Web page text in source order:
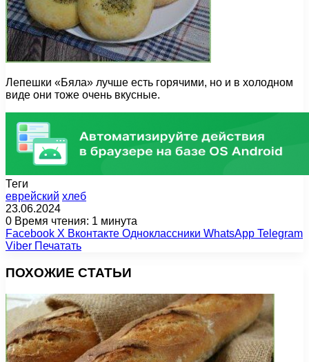
Лепешки «Бяла» лучше есть горячими, но и в холодном
виде они тоже очень вкусные.
Теги
еврейский хлеб
23.06.2024
0 Время чтения: 1 минута
Facebook X Вконтакте Одноклассники WhatsApp Telegram
Viber Печатать
ПОХОЖИЕ СТАТЬИ